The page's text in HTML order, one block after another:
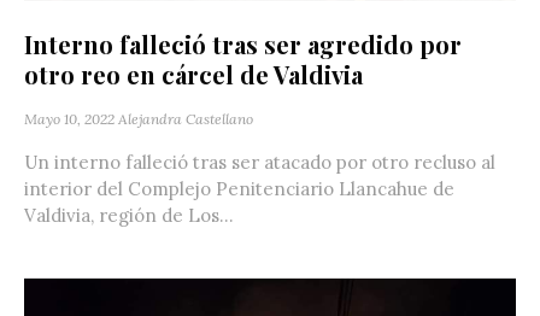
Interno falleció tras ser agredido por
otro reo en cárcel de Valdivia
Mayo 10, 2022 Alejandra Castellano
Un interno falleció tras ser atacado por otro recluso al
interior del Complejo Penitenciario Llancahue de
Valdivia, región de Los...